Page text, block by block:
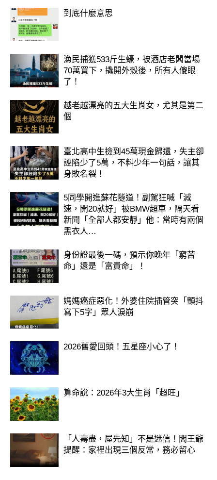
幸福來源： 妳追求的是「安定感」。
家人健康、生活順遂、心靈平靜對妳來
說比什麼都重要。
隱藏財庫： 妳的錢藏在**「儲蓄與房
一流，錢進了妳的帳戶就出不去。適合
規劃長期的理財計畫，這一年妳會看著
存款數字穩定攀升。
到底什麼意思
漁民捕獲533斤生蠔，被酒店老闆當場
70萬買下，撬開外殼後，所有人傻眼
了！
越老越漂亮的五大生肖女，尤其是第二
個
臺北高中生撿到45萬現金歸還，失主卻
誣陷少了5萬，不料少年一句話，讓其
身敗名裂！
5同學開進蘇花隧道！副駕狂喊「減
速，開20就好」被BMW超車，隔天看
新聞「全部人都安靜」他：當時有兩個
黑衣人…
身份證最後一碼，預示你晚年「窮苦
命」還是「富貴命」！
媽媽癌症惡化！外婆住院插管突「顫抖
寫下5字」眾人淚崩
2026舊愛回頭！五星座小心了！
算命說：2026年3大生肖「超旺」
「人壽盡，屋先知」不是迷信！閻王爺
提醒：家裡出現三個反常，務必留心